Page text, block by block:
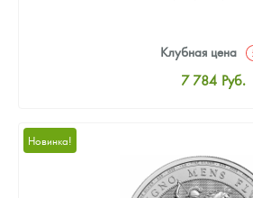
Клубная цена
7 784 Руб.
Цена выкупа
Звоните
Новинка!